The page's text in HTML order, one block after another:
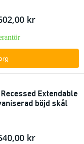
kr
Extendable
böjd skål
kr